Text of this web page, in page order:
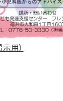
用）